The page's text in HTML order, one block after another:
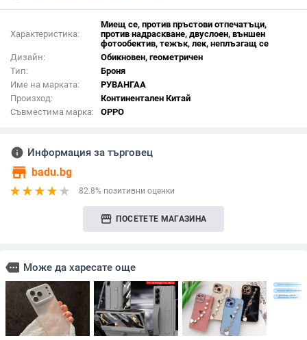
Характеристика:
Миещ се, против пръстови отпечатъци,
против надраскване, двуслоен, външен
фотообектив, тежък, лек, неплъзгащ се
Дизайн:
Обикновен, геометричен
Тип:
Броня
Име на марката:
РУВАНГАА
Произход:
Континентален Китай
Съвместима марка:
OPPO
info Информация за търговец
store badu.bg
82.8% позитивни оценки
storefront ПОСЕТЕТЕ МАГАЗИНА
more Може да харесате още